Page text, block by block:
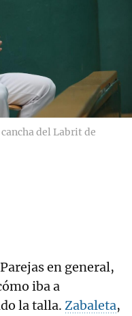
del Labrit de
en general,
iba a
la talla. Zabaleta,